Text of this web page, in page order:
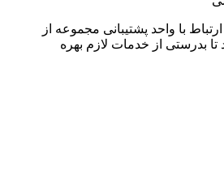
با واحد پشتیبانی مجموعه از
تا بدرستی از خدمات لازم بهره